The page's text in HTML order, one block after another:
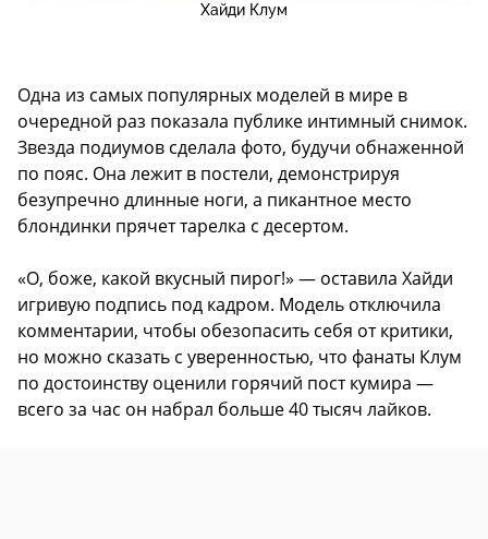
Хайди Клум
Одна из самых популярных моделей в мире в
очередной раз показала публике интимный снимок.
Звезда подиумов сделала фото, будучи обнаженной
по пояс. Она лежит в постели, демонстрируя
безупречно длинные ноги, а пикантное место
блондинки прячет тарелка с десертом.
«О, боже, какой вкусный пирог!» — оставила Хайди
игривую подпись под кадром. Модель отключила
комментарии, чтобы обезопасить себя от критики,
но можно сказать с уверенностью, что фанаты Клум
по достоинству оценили горячий пост кумира —
всего за час он набрал больше 40 тысяч лайков.